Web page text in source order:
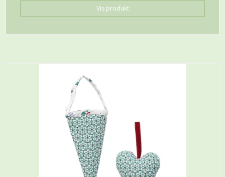
Vis produkt